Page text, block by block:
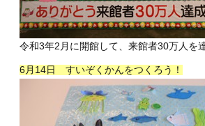
令和3年2月に開館して、来館者30万人を
6月14日 すいぞくかんをつくろう！